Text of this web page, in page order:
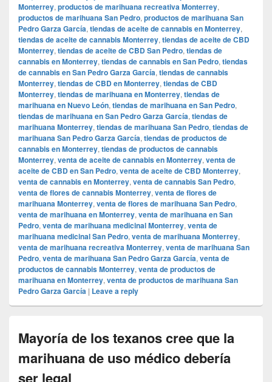
Monterrey, productos de marihuana recreativa Monterrey,
productos de marihuana San Pedro, productos de marihuana San
Pedro Garza García, tiendas de aceite de cannabis en Monterrey,
tiendas de aceite de cannabis Monterrey, tiendas de aceite de CBD
Monterrey, tiendas de aceite de CBD San Pedro, tiendas de
cannabis en Monterrey, tiendas de cannabis en San Pedro, tiendas
de cannabis en San Pedro Garza García, tiendas de cannabis
Monterrey, tiendas de CBD en Monterrey, tiendas de CBD
Monterrey, tiendas de marihuana en Monterrey, tiendas de
marihuana en Nuevo León, tiendas de marihuana en San Pedro,
tiendas de marihuana en San Pedro Garza García, tiendas de
marihuana Monterrey, tiendas de marihuana San Pedro, tiendas de
marihuana San Pedro Garza García, tiendas de productos de
cannabis en Monterrey, tiendas de productos de cannabis
Monterrey, venta de aceite de cannabis en Monterrey, venta de
aceite de CBD en San Pedro, venta de aceite de CBD Monterrey,
venta de cannabis en Monterrey, venta de cannabis San Pedro,
venta de flores de cannabis Monterrey, venta de flores de
marihuana Monterrey, venta de flores de marihuana San Pedro,
venta de marihuana en Monterrey, venta de marihuana en San
Pedro, venta de marihuana medicinal Monterrey, venta de
marihuana medicinal San Pedro, venta de marihuana Monterrey,
venta de marihuana recreativa Monterrey, venta de marihuana San
Pedro, venta de marihuana San Pedro Garza García, venta de
productos de cannabis Monterrey, venta de productos de
marihuana en Monterrey, venta de productos de marihuana San
Pedro Garza García | Leave a reply
Mayoría de los texanos cree que la
marihuana de uso médico debería
ser legal